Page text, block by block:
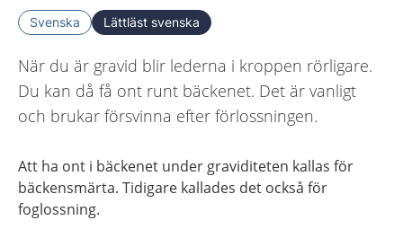
Svenska Lättläst svenska
När du är gravid blir lederna i kroppen rörligare.
Du kan då få ont runt bäckenet. Det är vanligt
och brukar försvinna efter förlossningen.
Att ha ont i bäckenet under graviditeten kallas för
bäckensmärta. Tidigare kallades det också för
foglossning.